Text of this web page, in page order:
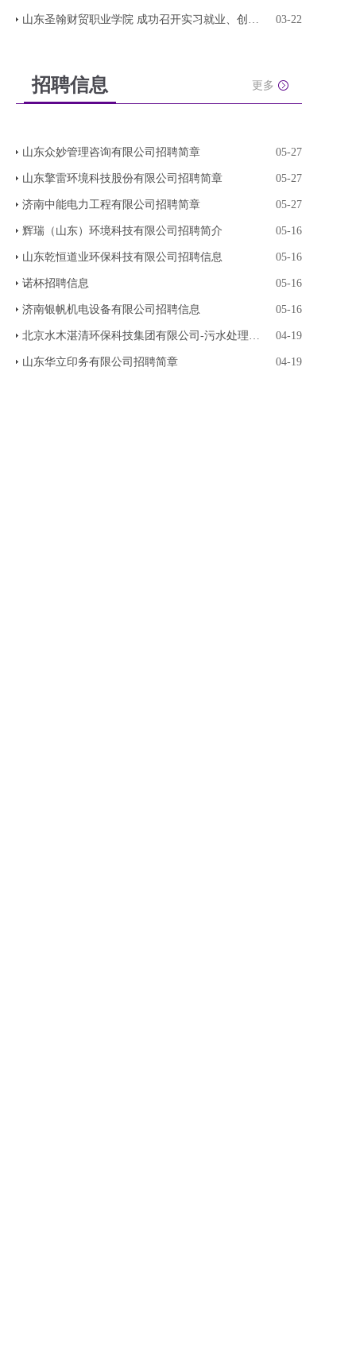
山东圣翰财贸职业学院 成功召开实习就业、创新创 03-22
招聘信息 更多
山东众妙管理咨询有限公司招聘简章 05-27
山东擎雷环境科技股份有限公司招聘简章 05-27
济南中能电力工程有限公司招聘简章 05-27
辉瑞（山东）环境科技有限公司招聘简介 05-16
山东乾恒道业环保科技有限公司招聘信息 05-16
诺杯招聘信息 05-16
济南银帆机电设备有限公司招聘信息 05-16
北京水木湛清环保科技集团有限公司-污水处理运营 04-19
山东华立印务有限公司招聘简章 04-19